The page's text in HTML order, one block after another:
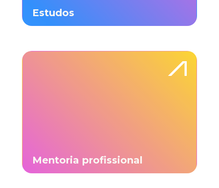
Estudos
Mentoria profissional